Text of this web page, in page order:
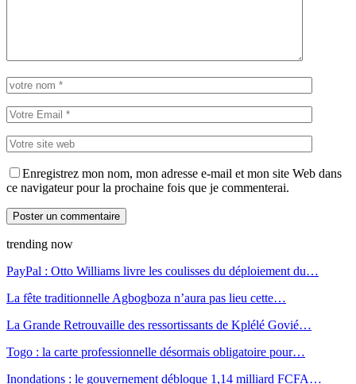
Enregistrez mon nom, mon adresse e-mail et mon site Web dans
ce navigateur pour la prochaine fois que je commenterai.
trending now
PayPal : Otto Williams livre les coulisses du déploiement du…
La fête traditionnelle Agbogboza n’aura pas lieu cette…
La Grande Retrouvaille des ressortissants de Kplélé Govié…
Togo : la carte professionnelle désormais obligatoire pour…
Inondations : le gouvernement débloque 1,14 milliard FCFA…